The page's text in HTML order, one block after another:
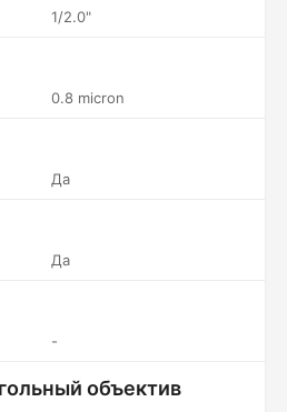
1/2.0"
0.8 micron
Да
Да
-
объектив